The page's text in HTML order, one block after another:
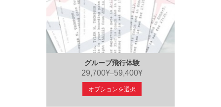
グループ飛行体験
29,700¥–59,400¥
オプションを選択